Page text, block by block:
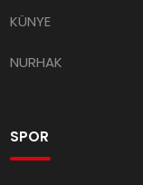
KÜNYE
NURHAK
SPOR